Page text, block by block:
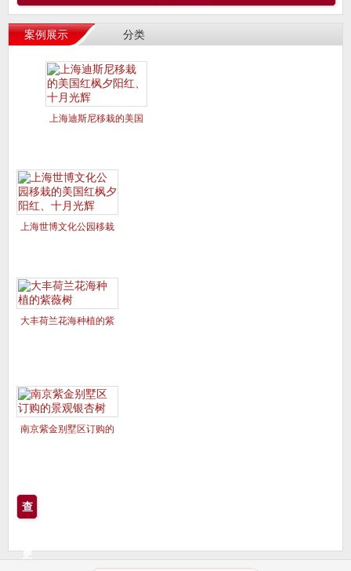
案例展示 分类
上海迪斯尼移栽的美国
上海世博文化公园移栽
大丰荷兰花海种植的紫
南京紫金别墅区订购的
查
更